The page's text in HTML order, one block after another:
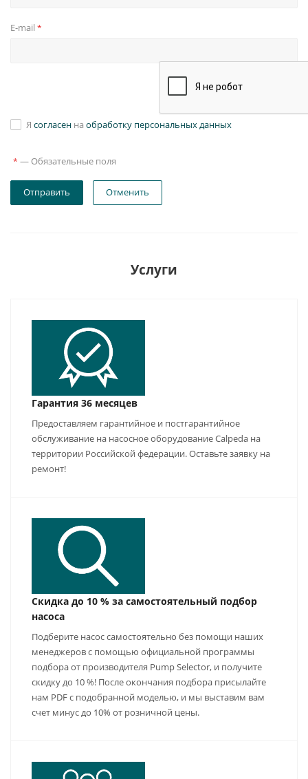
E-mail *
Я согласен на обработку персональных данных
* — Обязательные поля
Отправить Отменить
Услуги
Гарантия 36 месяцев
Предоставляем гарантийное и постгарантийное
обслуживание на насосное оборудование Calpeda на
территории Российской федерации. Оставьте заявку на
ремонт!
Скидка до 10 % за самостоятельный подбор
насоса
Подберите насос самостоятельно без помощи наших
менеджеров с помощью официальной программы
подбора от производителя Pump Selector, и получите
скидку до 10 %! После окончания подбора присылайте
нам PDF с подобранной моделью, и мы выставим вам
счет минус до 10% от розничной цены.